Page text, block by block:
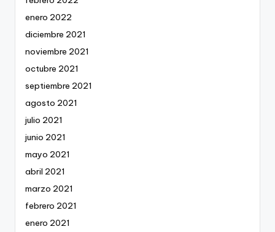
enero 2022
diciembre 2021
noviembre 2021
octubre 2021
septiembre 2021
agosto 2021
julio 2021
junio 2021
mayo 2021
abril 2021
marzo 2021
febrero 2021
enero 2021